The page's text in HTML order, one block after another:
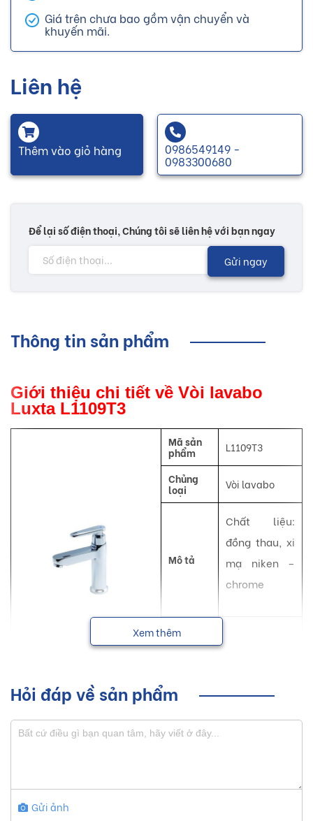
Giá trên chưa bao gồm vận chuyển và
khuyến mãi.
Liên hệ
Thêm vào giỏ hàng 0986549149 -
0983300680
Để lại số điện thoại, Chúng tôi sẽ liên hệ với bạn ngay
Gửi ngay
Thông tin sản phẩm
Giới thiệu chi tiết về Vòi lavabo
Luxta L1109T3
Mã sản
phẩm L1109T3
Chủng
loại Vòi lavabo
Mô tả
Chất liệu:
đồng thau, xi
mạ niken –
chrome
Bảo
hành
Vòi lavabo Luxta với những đường nét thanh thoát giúp tạo
nên một không gian sống hiện đại, tiện nghi và sang trọng
Luxta
Xem thêm
Hỏi đáp về sản phẩm
Gửi ảnh